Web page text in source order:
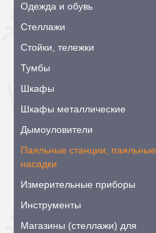
Одежда и обувь
Стеллажи
Стойки, тележки
Тумбы
Шкафы
Шкафы металлические
Дымоуловители
Паяльные станции, паяльные
насадки
Измерительные приборы
Инструменты
Магазины (стеллажи) для